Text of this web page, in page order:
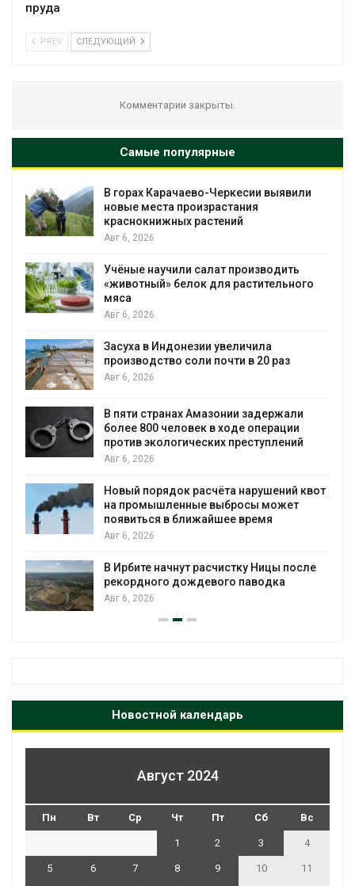
пруда
PREV СЛЕДУЮЩИЙ
Комментарии закрыты.
Самые популярные
В Домодедове ликвидируют
последствия разлива химикатов после
пожара на складе
Авг 6, 2026
Изменение климата меняет ареалы
бабочек по всему миру
Авг 6, 2026
установки солнечных панелей для
бизнеса
Авг 6, 2026
Москвариум отметит 11-летие
трёхдневным фестивалем
Авг 5, 2026
проверяют по статье о терроризме
Авг 5, 2026
для охраны израильской тюрьмы
Авг 5, 2026
Новостной календарь
Август 2024
Пн Вт Ср Чт Пт Сб Вс
1 2 3 4
5 6 7 8 9 10 11